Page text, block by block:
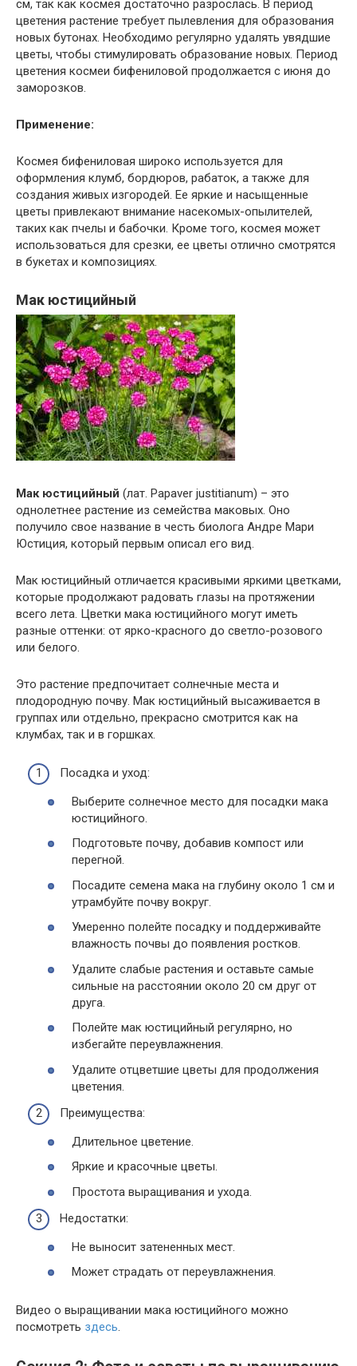
см, так как космея достаточно разрослась. В период
цветения растение требует пылевления для образования
новых бутонах. Необходимо регулярно удалять увядшие
цветы, чтобы стимулировать образование новых. Период
цветения космеи бифениловой продолжается с июня до
заморозков.
Применение:
Космея бифениловая широко используется для
оформления клумб, бордюров, рабаток, а также для
создания живых изгородей. Ее яркие и насыщенные
цветы привлекают внимание насекомых-опылителей,
таких как пчелы и бабочки. Кроме того, космея может
использоваться для срезки, ее цветы отлично смотрятся
в букетах и композициях.
Мак юстицийный
Мак юстицийный (лат. Papaver justitianum) – это
однолетнее растение из семейства маковых. Оно
получило свое название в честь биолога Андре Мари
Юстиция, который первым описал его вид.
Мак юстицийный отличается красивыми яркими цветками,
которые продолжают радовать глазы на протяжении
всего лета. Цветки мака юстицийного могут иметь
разные оттенки: от ярко-красного до светло-розового
или белого.
Это растение предпочитает солнечные места и
плодородную почву. Мак юстицийный высаживается в
группах или отдельно, прекрасно смотрится как на
клумбах, так и в горшках.
Посадка и уход:
Выберите солнечное место для посадки мака
юстицийного.
Подготовьте почву, добавив компост или
перегной.
Посадите семена мака на глубину около 1 см и
утрамбуйте почву вокруг.
Умеренно полейте посадку и поддерживайте
влажность почвы до появления ростков.
Удалите слабые растения и оставьте самые
сильные на расстоянии около 20 см друг от
друга.
Полейте мак юстицийный регулярно, но
избегайте переувлажнения.
Удалите отцветшие цветы для продолжения
цветения.
Преимущества:
Длительное цветение.
Яркие и красочные цветы.
Простота выращивания и ухода.
Недостатки:
Не выносит затененных мест.
Может страдать от переувлажнения.
Видео о выращивании мака юстицийного можно
посмотреть здесь.